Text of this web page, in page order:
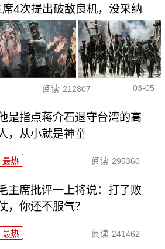
4次提出破敌良机，没采纳
阅读 212807 03-05
是指点蒋介石退守台湾的高
，从小就是神童
最热 阅读 295360
主席批评一上将说：打了败
，你还不服气？
最热 阅读 241462